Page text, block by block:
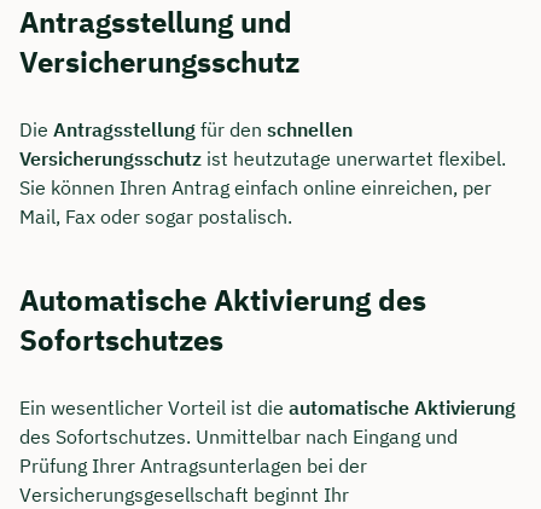
Antragsstellung und
Versicherungsschutz
Die Antragsstellung für den schnellen
Versicherungsschutz ist heutzutage unerwartet flexibel.
Sie können Ihren Antrag einfach online einreichen, per
Mail, Fax oder sogar postalisch.
Automatische Aktivierung des
Sofortschutzes
Ein wesentlicher Vorteil ist die automatische Aktivierung
des Sofortschutzes. Unmittelbar nach Eingang und
Prüfung Ihrer Antragsunterlagen bei der
Versicherungsgesellschaft beginnt Ihr